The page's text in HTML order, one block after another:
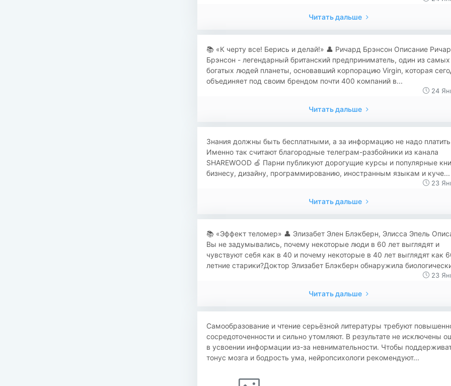
Читать дальше
​​📚 «К черту все! Берись и делай!» 👤 Ричард Брэнсон Описание
Брэнсон - легендарный британский предприниматель, один из самых
богатых людей планеты, основавший корпорацию Virgin, которая
объединяет под своим брендом почти 400 компаний в...
24
Читать дальше
Знания должны быть бесплатными, а за информацию не надо
Именно так считают благородные телеграм-разбойники из канала
SHAREWOOD 🍏 Парни публикуют дорогущие курсы и популярные
бизнесу, дизайну, программированию, иностранным языкам и куче...
23
Читать дальше
​​📚 «Эффект теломер» 👤 Элизабет Элен Блэкберн, Элисса Эпель
Вы не задумывались, почему некоторые люди в 60 лет выглядят и
чувствуют себя как в 40 и почему некоторые в 40 лет выглядят как
летние старики?Доктор Элизабет Блэкберн обнаружила
23
Читать дальше
Самообразование и чтение серьёзной литературы требуют
сосредоточенности и сильно утомляют. В результате не исключены
в усвоении информации из-за невнимательности. Чтобы
тонус мозга и бодрость ума, нейропсихологи рекомендуют...